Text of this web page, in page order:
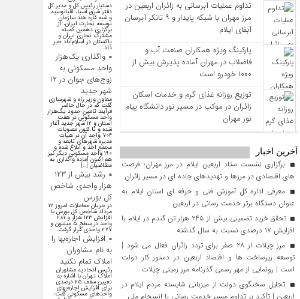
تداوم عملیات آبرسانی به زائران اربعین در
مرز مهران با شبکه پایدار و ۹ تانکر آبرسان
آبفای ایلام
پارکینگ ویژه همکاران صنعت آب و
فاضلاب در مهران آماده پذیرش بیش از
۱۰۰۰ خودرو است
توزیع روزانه غذای گرم و خدمات اسکان
زائران در موکب در مسیر نور دانشگاه پیام
نور مهران
آخرین اخبار
برگزاری نشست ستاد اربعین ایلام در مرز مهران؛ فرصت‌
های اقتصادی در مرزها و تهدیدهای جاده‌ ای در مسیر زائران
معرفی اداره کل آموزش فنی و حرفه‌ ای استان ایلام به‌
عنوان دستگاه برتر خدمت‌ رسانی در اربعین
تحقق خرید تضمینی بیش از ۲۴۵ هزار تن گندم در ایلام با
افزایش ۱۷ درصدی نسبت به سال گذشته
مرز چیلات از ۲۸ صفر برای تردد زائران فعال می‌ شود |
توسعه زیرساخت‌ ها و اقتصاد اربعین در دستور کار دولت
است | رونمایی از مهر رسمی گذرنامه مرز زمینی چیلات
تجلیل سخنگوی دولت از میزبانی شایسته مردم ایلام در
اربعین | تأکید بر تداوم مسیر خدمت‌ رسانی با انسجام ملی
دستیار رئیس کل و مدیر کل
دفتر شرق آسیا، اقیانوسیه
و شبه قاره هند سازمان
توسعه تجارت ایران، از
برگزاری دهمین کمیته
مشترک تجاری ایران و
پاکستان در اسلام‌آباد خبر
داد.
واگذاری یک‌هزار
واحد مسکونی به
زوج‌های جوان در ۱۲
شهر جدید
معاون وزیر راه و شهرسازی
گفت که در حال حاضر
فرآیند تامین حدود یک‌هزار
واحد مسکونی در هفت
استان و ۱۲ شهر جدید آغاز
شده و تا کنون مصوبات
۷۰۴ واحد آن در هیات
مدیره شهرهای تابعه و
مجمع اخذ و ابلاغ شده و
۱۹۰ واحد مسکونی دیگر نیز
هم اکنون آماده واگذاری به
متقاضیان […]
رشد بیش از ۱۲۳
هزار واحدی شاخص
کل بورس
در جریان معاملات امروز ۱۲
مرداد شاخص کل بورس با
افزایش ۱۲۳ هزار و ۲۸۱
واحد در سطح ۵ میلیون و
۲۷۷ واحدی قرار گرفت.
افزایش اجاره‌بها را
به نام مشاوران
املاک تمام نکنید
رئیس اتحادیه مشاوران
املاک تهران با اشاره به
تعیین سقف ۲۵ درصدی
برای افزایش اجاره‌بهای
واحد‌های مسکونی گفت: